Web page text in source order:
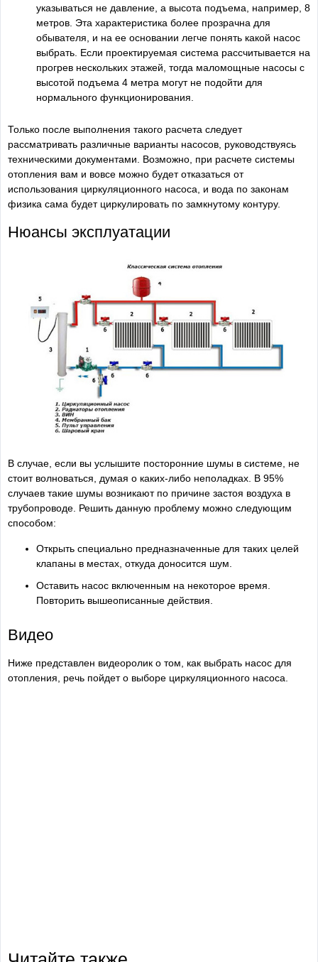
указываться не давление, а высота подъема, например, 8
метров. Эта характеристика более прозрачна для
обывателя, и на ее основании легче понять какой насос
выбрать. Если проектируемая система рассчитывается на
прогрев нескольких этажей, тогда маломощные насосы с
высотой подъема 4 метра могут не подойти для
нормального функционирования.
Только после выполнения такого расчета следует
рассматривать различные варианты насосов, руководствуясь
техническими документами. Возможно, при расчете системы
отопления вам и вовсе можно будет отказаться от
использования циркуляционного насоса, и вода по законам
физика сама будет циркулировать по замкнутому контуру.
Нюансы эксплуатации
В случае, если вы услышите посторонние шумы в системе, не
стоит волноваться, думая о каких-либо неполадках. В 95%
случаев такие шумы возникают по причине застоя воздуха в
трубопроводе. Решить данную проблему можно следующим
способом:
Открыть специально предназначенные для таких целей
клапаны в местах, откуда доносится шум.
Оставить насос включенным на некоторое время.
Повторить вышеописанные действия.
Видео
Ниже представлен видеоролик о том, как выбрать насос для
отопления, речь пойдет о выборе циркуляционного насоса.